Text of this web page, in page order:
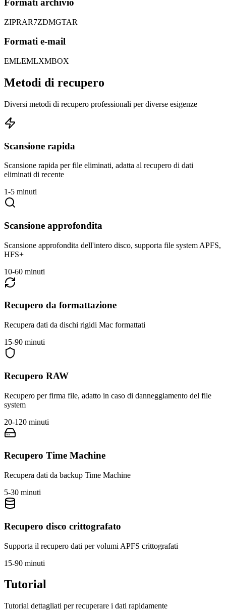
Formati archivio
ZIPRAR7ZDMGTAR
Formati e-mail
EMLEMLXMBOX
Metodi di recupero
Diversi metodi di recupero professionali per diverse esigenze
Scansione rapida
Scansione rapida per file eliminati, adatta al recupero di dati
eliminati di recente
1-5 minuti
Scansione approfondita
Scansione approfondita dell'intero disco, supporta file system APFS,
HFS+
10-60 minuti
Recupero da formattazione
Recupera dati da dischi rigidi Mac formattati
15-90 minuti
Recupero RAW
Recupero per firma file, adatto in caso di danneggiamento del file
system
20-120 minuti
Recupero Time Machine
Recupera dati da backup Time Machine
5-30 minuti
Recupero disco crittografato
Supporta il recupero dati per volumi APFS crittografati
15-90 minuti
Tutorial
Tutorial dettagliati per recuperare i dati rapidamente